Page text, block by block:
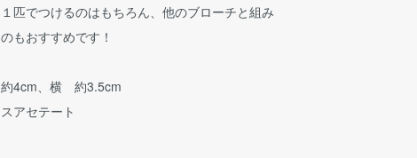
匹でつけるのはもちろん、他のブローチと組み
もおすすめです！
4cm、横 約3.5cm
アセテート